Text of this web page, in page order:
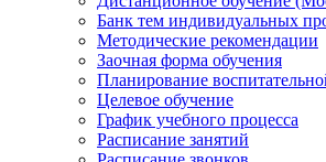
Банк тем индивидуальных
Методические рекомендации
Заочная форма обучения
Планирование
Целевое обучение
График учебного процесса
Расписание занятий